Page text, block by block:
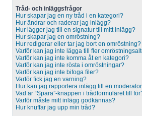
Tråd- och inläggsfrågor
Hur skapar jag en ny tråd i en kategori?
Hur ändrar och raderar jag inlägg?
Hur lägger jag till en signatur till mitt inlägg?
Hur skapar jag en omröstning?
Hur redigerar eller tar jag bort en omröstning?
Varför kan jag inte lägga till fler
Varför kan jag inte komma åt en kategori?
Varför kan jag inte rösta i omröstningar?
Varför kan jag inte bifoga filer?
Varför fick jag en varning?
Hur kan jag rapportera inlägg till en
Vad är “Spara”-knappen i trådformuläret till
Varför måste mitt inlägg godkännas?
Hur knuffar jag upp min tråd?